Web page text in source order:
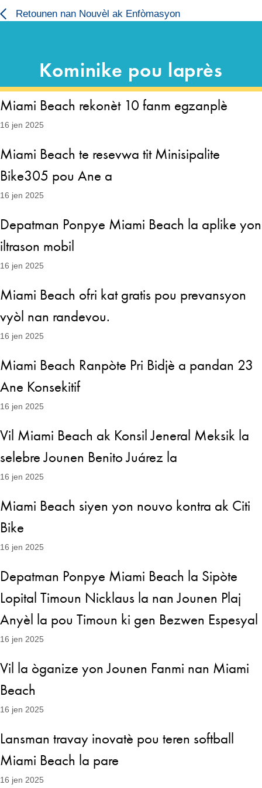
Ale
Ale
Retounen nan Nouvèl ak Enfòmasyon
Kominike pou laprès
Miami Beach rekonèt 10 fanm egzanplè
16 jen 2025
Miami Beach te resevwa tit Minisipalite
Bike305 pou Ane a
16 jen 2025
Depatman Ponpye Miami Beach la aplike yon
iltrason mobil
16 jen 2025
Miami Beach ofri kat gratis pou prevansyon
vyòl nan randevou.
16 jen 2025
Miami Beach Ranpòte Pri Bidjè a pandan 23
Ane Konsekitif
16 jen 2025
Vil Miami Beach ak Konsil Jeneral Meksik la
selebre Jounen Benito Juárez la
16 jen 2025
Miami Beach siyen yon nouvo kontra ak Citi
Bike
16 jen 2025
Depatman Ponpye Miami Beach la Sipòte
Lopital Timoun Nicklaus la nan Jounen Plaj
Anyèl la pou Timoun ki gen Bezwen Espesyal
16 jen 2025
Vil la òganize yon Jounen Fanmi nan Miami
Beach
16 jen 2025
Lansman travay inovatè pou teren softball
Miami Beach la pare
16 jen 2025